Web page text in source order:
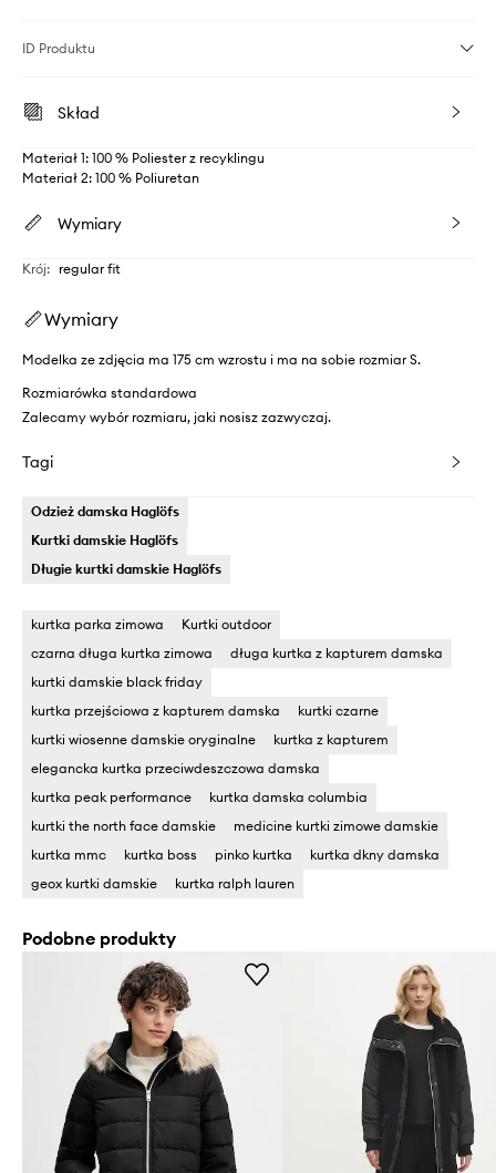
ID Produktu
Skład
Materiał 1: 100 % Poliester z recyklingu
Materiał 2: 100 % Poliuretan
Wymiary
Krój: regular fit
Wymiary
Modelka ze zdjęcia ma 175 cm wzrostu i ma na sobie rozmiar S.
Rozmiarówka standardowa
Zalecamy wybór rozmiaru, jaki nosisz zazwyczaj.
Tagi
Odzież damska Haglöfs
Kurtki damskie Haglöfs
Długie kurtki damskie Haglöfs
kurtka parka zimowa
Kurtki outdoor
czarna długa kurtka zimowa
długa kurtka z kapturem damska
kurtki damskie black friday
kurtka przejściowa z kapturem damska
kurtki czarne
kurtki wiosenne damskie oryginalne
kurtka z kapturem
elegancka kurtka przeciwdeszczowa damska
kurtka peak performance
kurtka damska columbia
kurtki the north face damskie
medicine kurtki zimowe damskie
kurtka mmc
kurtka boss pinko kurtka
kurtka dkny damska
geox kurtki damskie
kurtka ralph lauren
Podobne produkty